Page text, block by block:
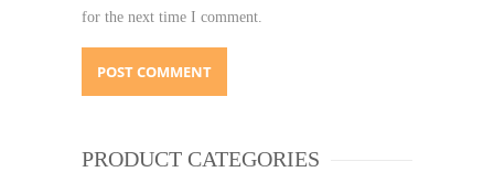
for the next time I comment.
PRODUCT CATEGORIES